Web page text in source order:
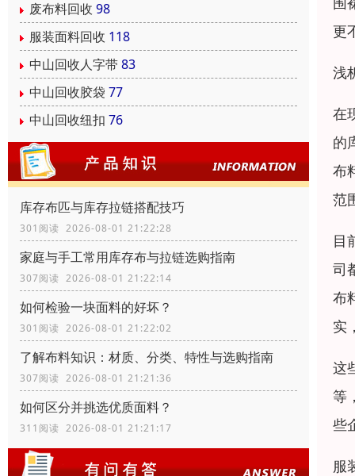
废布料回收 98
服装面料回收 118
中山回收人字带83
中山回收胶袋 77
中山回收纽扣 76
库存布匹与库存拉链搭配技巧
301阅读 2026-08-01 21:22:28
家庭与手工常用库存布与拉链选购指南
307阅读 2026-08-01 21:22:14
如何检验一块面料的好坏？
301阅读 2026-08-01 21:22:02
了解布料知识：材质、分类、特性与选购指南
307阅读 2026-08-01 21:21:36
如何区分并挑选优质面料？
311阅读 2026-08-01 21:21:17
更
浅
在
的
布
范
目
司
布
实
这
等
些
服